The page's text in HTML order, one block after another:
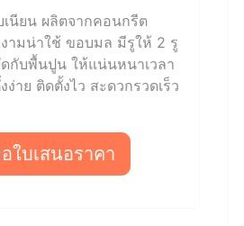
เนียน ผลิตจากคอนกรีต
ามน่าใช้ ขอบมล มีรูให้ 2 รู
กับพื้นปูน ให้แน่นหนาเวลา
ง่าย ติดตั้งไว สะดวกรวดเร็ว
ใบเสนอราคา